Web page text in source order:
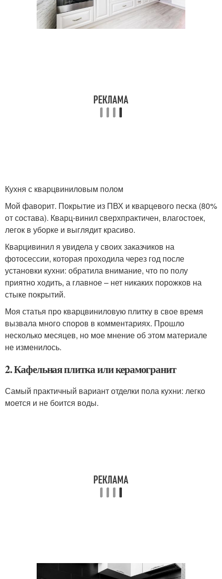
Кухня с кварцвиниловым полом
Мой фаворит. Покрытие из ПВХ и кварцевого песка (80%
от состава). Кварц-винил сверхпрактичен, влагостоек,
легок в уборке и выглядит красиво.
Кварцивинил я увидела у своих заказчиков на
фотосессии, которая проходила через год после
установки кухни: обратила внимание, что по полу
приятно ходить, а главное – нет никаких порожков на
стыке покрытий.
Моя статья про кварцвиниловую плитку в свое время
вызвала много споров в комментариях. Прошло
несколько месяцев, но мое мнение об этом материале
не изменилось.
2. Кафельная плитка или керамогранит
Самый практичный вариант отделки пола кухни: легко
моется и не боится воды.